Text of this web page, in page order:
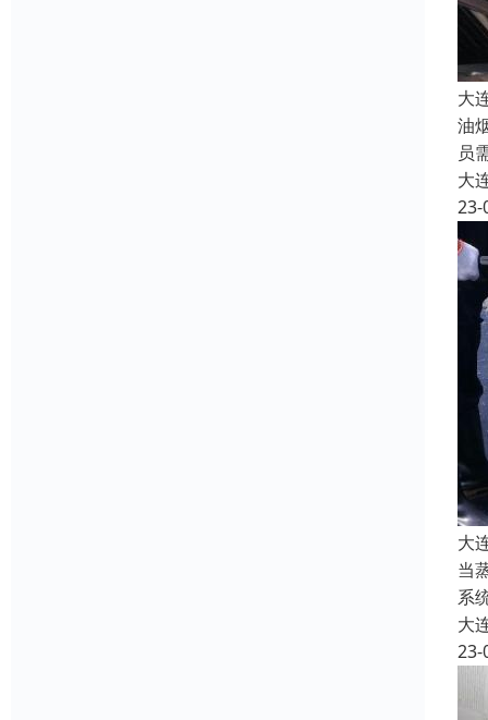
大
油
员
大
23-
大
当
系
大
23-